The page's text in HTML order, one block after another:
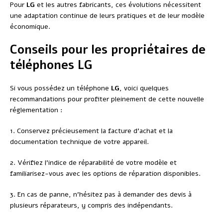
Pour LG et les autres fabricants, ces évolutions nécessitent
une adaptation continue de leurs pratiques et de leur modèle
économique.
Conseils pour les propriétaires de
téléphones LG
Si vous possédez un téléphone LG, voici quelques
recommandations pour profiter pleinement de cette nouvelle
réglementation :
1. Conservez précieusement la facture d’achat et la
documentation technique de votre appareil.
2. Vérifiez l’indice de réparabilité de votre modèle et
familiarisez-vous avec les options de réparation disponibles.
3. En cas de panne, n’hésitez pas à demander des devis à
plusieurs réparateurs, y compris des indépendants.